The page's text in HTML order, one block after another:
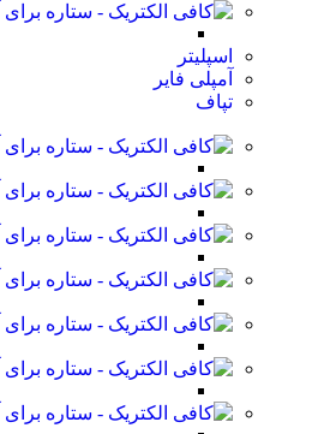
اسپلیتر
آمپلی فایر
تپاف